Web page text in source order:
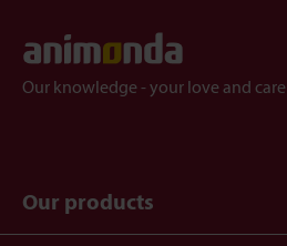
Our knowledge - your love and care
Our products